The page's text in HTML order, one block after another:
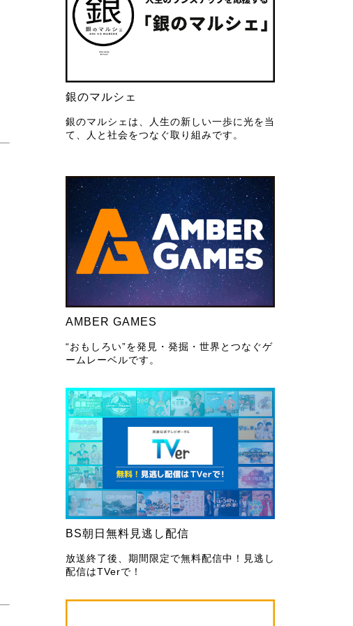
銀のマルシェ
銀のマルシェは、人生の新しい一歩に光を当
て、人と社会をつなぐ取り組みです。
AMBER GAMES
“おもしろい”を発見・発掘・世界とつなぐゲ
ームレーベルです。
BS朝日無料見逃し配信
放送終了後、期間限定で無料配信中！見逃し
配信はTVerで！